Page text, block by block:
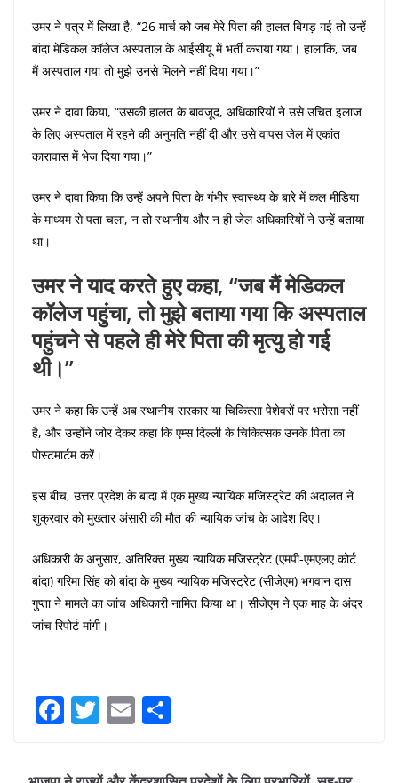
उमर ने पत्र में लिखा है, “26 मार्च को जब मेरे पिता की हालत बिगड़ गई तो उन्हें
बांदा मेडिकल कॉलेज अस्पताल के आईसीयू में भर्ती कराया गया। हालांकि, जब
मैं अस्पताल गया तो मुझे उनसे मिलने नहीं दिया गया।”
उमर ने दावा किया, “उसकी हालत के बावजूद, अधिकारियों ने उसे उचित इलाज
के लिए अस्पताल में रहने की अनुमति नहीं दी और उसे वापस जेल में एकांत
कारावास में भेज दिया गया।”
उमर ने दावा किया कि उन्हें अपने पिता के गंभीर स्वास्थ्य के बारे में कल मीडिया
के माध्यम से पता चला, न तो स्थानीय और न ही जेल अधिकारियों ने उन्हें बताया
था।
उमर ने याद करते हुए कहा, “जब मैं मेडिकल
कॉलेज पहुंचा, तो मुझे बताया गया कि अस्पताल
पहुंचने से पहले ही मेरे पिता की मृत्यु हो गई
थी।”
उमर ने कहा कि उन्हें अब स्थानीय सरकार या चिकित्सा पेशेवरों पर भरोसा नहीं
है, और उन्होंने जोर देकर कहा कि एम्स दिल्ली के चिकित्सक उनके पिता का
पोस्टमार्टम करें।
इस बीच, उत्तर प्रदेश के बांदा में एक मुख्य न्यायिक मजिस्ट्रेट की अदालत ने
शुक्रवार को मुख्तार अंसारी की मौत की न्यायिक जांच के आदेश दिए।
अधिकारी के अनुसार, अतिरिक्त मुख्य न्यायिक मजिस्ट्रेट (एमपी-एमएलए कोर्ट
बांदा) गरिमा सिंह को बांदा के मुख्य न्यायिक मजिस्ट्रेट (सीजेएम) भगवान दास
गुप्ता ने मामले का जांच अधिकारी नामित किया था। सीजेएम ने एक माह के अंदर
जांच रिपोर्ट मांगी।
F
c
T
itt
E
ai ar